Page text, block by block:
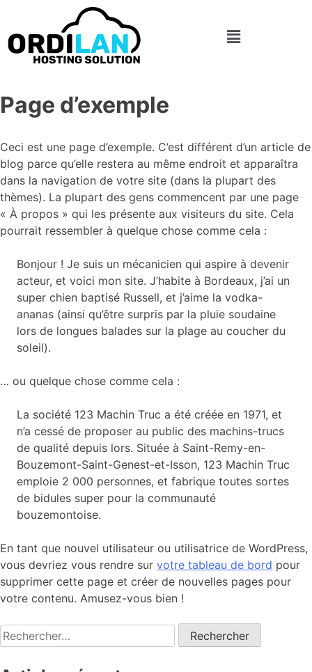
Page d’exemple
Ceci est une page d’exemple. C’est différent d’un article de
blog parce qu’elle restera au même endroit et apparaîtra
dans la navigation de votre site (dans la plupart des
thèmes). La plupart des gens commencent par une page
« À propos » qui les présente aux visiteurs du site. Cela
pourrait ressembler à quelque chose comme cela :
Bonjour ! Je suis un mécanicien qui aspire à devenir
acteur, et voici mon site. J’habite à Bordeaux, j’ai un
super chien baptisé Russell, et j’aime la vodka-
ananas (ainsi qu’être surpris par la pluie soudaine
lors de longues balades sur la plage au coucher du
soleil).
… ou quelque chose comme cela :
La société 123 Machin Truc a été créée en 1971, et
n’a cessé de proposer au public des machins-trucs
de qualité depuis lors. Située à Saint-Remy-en-
Bouzemont-Saint-Genest-et-Isson, 123 Machin Truc
emploie 2 000 personnes, et fabrique toutes sortes
de bidules super pour la communauté
bouzemontoise.
En tant que nouvel utilisateur ou utilisatrice de WordPress,
vous devriez vous rendre sur votre tableau de bord pour
supprimer cette page et créer de nouvelles pages pour
votre contenu. Amusez-vous bien !